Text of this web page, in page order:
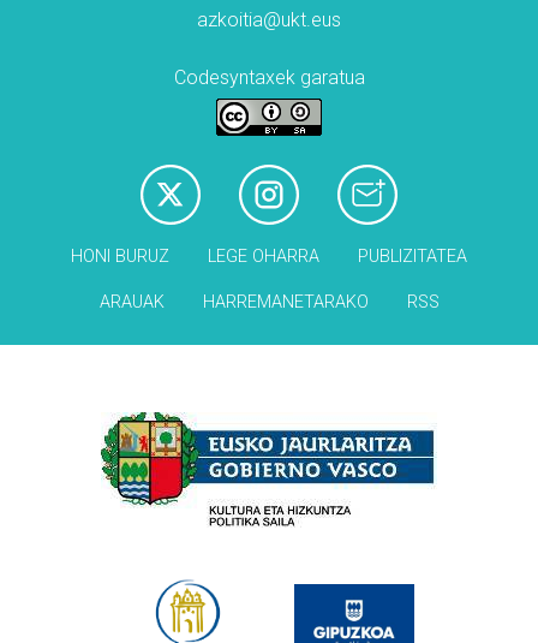
azkoitia@ukt.eus
Codesyntaxek garatua
HONI BURUZ LEGE OHARRA PUBLIZITATEA
ARAUAK HARREMANETARAKO RSS